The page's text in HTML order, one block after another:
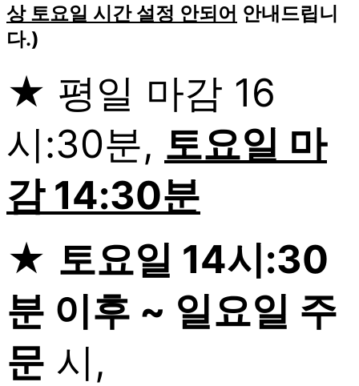
상 토요일 시간 설정 안되어 안내드립니
다.)
★ 평일 마감 16
시:30분, 토요일 마
감 14:30분
★ 토요일 14시:30
분 이후 ~ 일요일 주
문 시,